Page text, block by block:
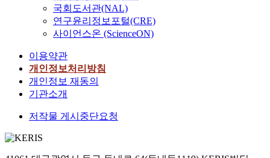
국회도서관(NAL)
연구윤리정보포털(CRE)
사이언스온 (ScienceON)
이용약관
개인정보처리방침
개인정보 재동의
기관소개
저작물 게시중단요청